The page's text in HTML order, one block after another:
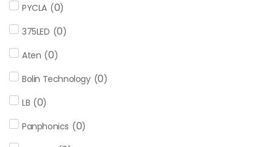
PYCLA (0)
375LED (0)
Aten (0)
Bolin Technology (0)
LB (0)
Panphonics (0)